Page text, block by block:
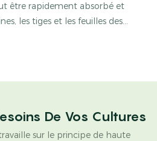
être rapidement absorbé et
les tiges et les feuilles des
De Vos Cultures
sur le principe de haute